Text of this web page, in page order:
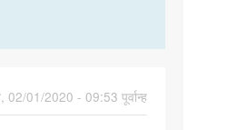
02/01/2020 - 09:53 पूर्वान्ह